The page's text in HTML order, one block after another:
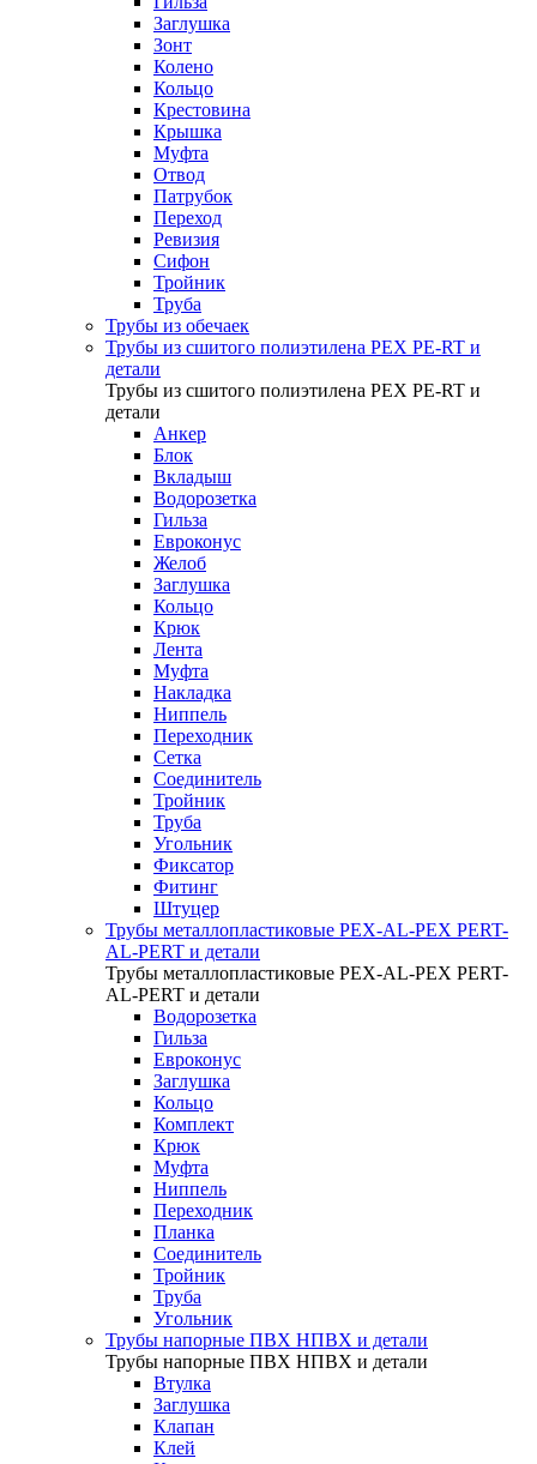
Заглушка
Зонт
Колено
Кольцо
Крестовина
Крышка
Муфта
Отвод
Патрубок
Переход
Ревизия
Сифон
Тройник
Труба
Трубы из обечаек
Трубы из сшитого полиэтилена PEX PE-RT и
детали
Трубы из сшитого полиэтилена PEX PE-RT и
детали
Анкер
Блок
Вкладыш
Водорозетка
Гильза
Евроконус
Желоб
Заглушка
Кольцо
Крюк
Лента
Муфта
Накладка
Ниппель
Переходник
Сетка
Соединитель
Тройник
Труба
Угольник
Фиксатор
Фитинг
Штуцер
Трубы металлопластиковые PEX-AL-PEX PERT-
AL-PERT и детали
Трубы металлопластиковые PEX-AL-PEX PERT-
AL-PERT и детали
Водорозетка
Гильза
Евроконус
Заглушка
Кольцо
Комплект
Крюк
Муфта
Ниппель
Переходник
Планка
Соединитель
Тройник
Труба
Угольник
Трубы напорные ПВХ НПВХ и детали
Трубы напорные ПВХ НПВХ и детали
Втулка
Заглушка
Клапан
Клей